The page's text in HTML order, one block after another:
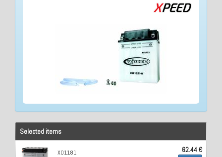
Selected items
X01181 62.44 €